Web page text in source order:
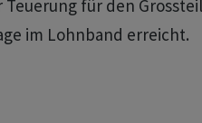
für den
im Lohnband erreicht.